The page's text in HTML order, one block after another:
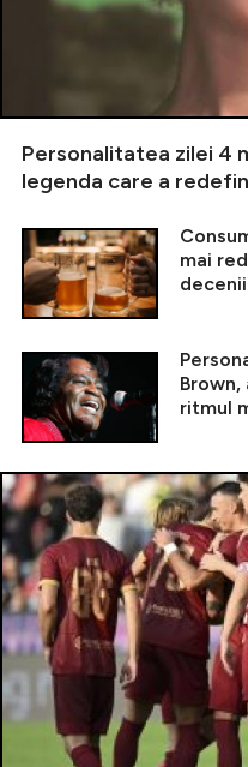
Personalitatea zilei 4
legenda care a
mai
ritmul